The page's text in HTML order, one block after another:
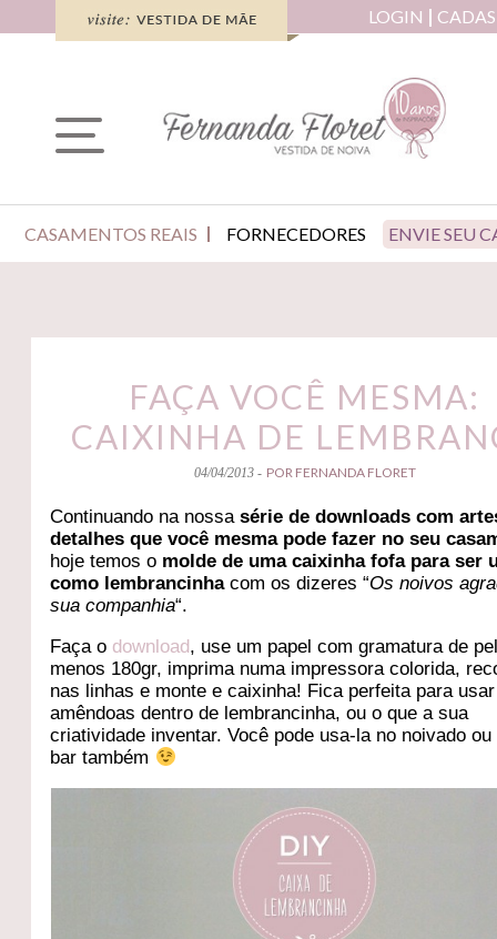
LOGIN
CASAMENTOS REAIS FORNECEDORES ENVIE SEU
FAÇA VOCÊ MESMA:
CAIXINHA DE
04/04/2013 - POR FERNANDA FLORET
Continuando na nossasérie de downloads com
detalhes que você mesma pode fazer no seu
hoje temos o molde de uma caixinha fofa para ser
como lembrancinhacom os dizeres “Os noivos
sua companhia“.
Faça o download, use um papel com gramatura de
menos 180gr, imprima numa impressora colorida,
nas linhas e monte e caixinha! Fica perfeita para
amêndoas dentro de lembrancinha, ou o que a sua
criatividade inventar. Você pode usa-la no noivado ou
bar também